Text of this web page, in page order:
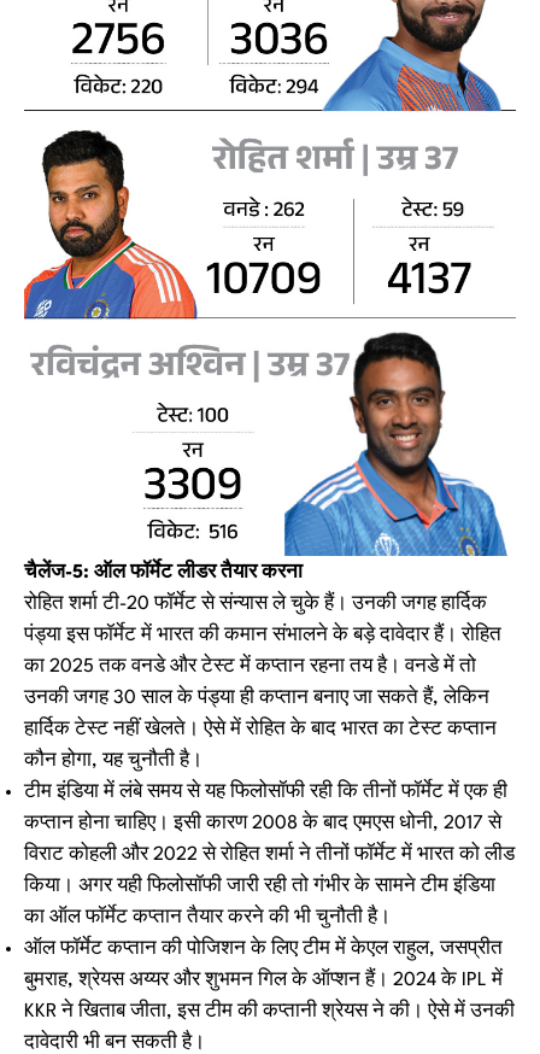
चैलेंज-5: ऑल फॉर्मेट लीडर तैयार करना
रोहित शर्मा टी-20 फॉर्मेट से संन्यास ले चुके हैं। उनकी जगह हार्दिक
पंड्या इस फॉर्मेट में भारत की कमान संभालने के बड़े दावेदार हैं। रोहित
का 2025 तक वनडे और टेस्ट में कप्तान रहना तय है। वनडे में तो
उनकी जगह 30 साल के पंड्या ही कप्तान बनाए जा सकते हैं, लेकिन
हार्दिक टेस्ट नहीं खेलते। ऐसे में रोहित के बाद भारत का टेस्ट कप्तान
कौन होगा, यह चुनौती है।
टीम इंडिया में लंबे समय से यह फिलोसॉफी रही कि तीनों फॉर्मेट में एक ही
कप्तान होना चाहिए। इसी कारण 2008 के बाद एमएस धोनी, 2017 से
विराट कोहली और 2022 से रोहित शर्मा ने तीनों फॉर्मेट में भारत को लीड
किया। अगर यही फिलोसॉफी जारी रही तो गंभीर के सामने टीम इंडिया
का ऑल फॉर्मेट कप्तान तैयार करने की भी चुनौती है।
ऑल फॉर्मेट कप्तान की पोजिशन के लिए टीम में केएल राहुल, जसप्रीत
बुमराह, श्रेयस अय्यर और शुभमन गिल के ऑप्शन हैं। 2024 के IPL में
KKR ने खिताब जीता, इस टीम की कप्तानी श्रेयस ने की। ऐसे में उनकी
दावेदारी भी बन सकती है।